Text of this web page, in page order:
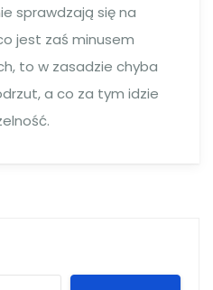
sprawdzają się na
jest zaś minusem
to w zasadzie chyba
a co za tym idzie